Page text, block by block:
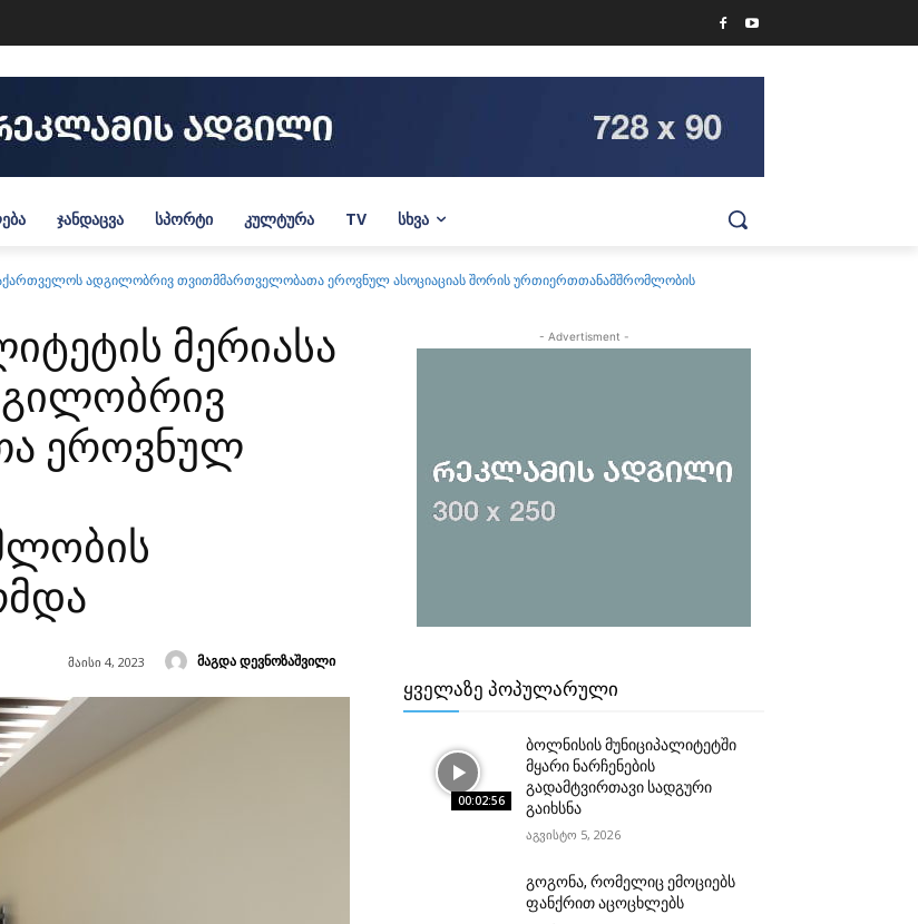
ᲯᲐᲜᲓᲐᲪᲕᲐ ᲡᲞᲝᲠᲢᲘ ᲙᲣᲚᲢᲣᲠᲐ TV ᲡᲮᲕᲐ
ადგილობრივ თვითმმართველობათა ეროვნულ ასოციაციას შორის ურთიერთთანამშრომლობის
მერიასა
ეროვნულ
მაგდა დევნოზაშვილი
მაისი 4, 2023
- Advertisment -
ᲧᲕᲔᲚᲐᲖᲔ ᲞᲝᲞᲣᲚᲐᲠᲣᲚᲘ
00:02:56
ბოლნისის მუნიციპალიტეტში
მყარი ნარჩენების
გადამტვირთავი სადგური
გაიხსნა
აგვისტო 5, 2026
გოგონა, რომელიც ემოციებს
ფანქრით აცოცხლებს